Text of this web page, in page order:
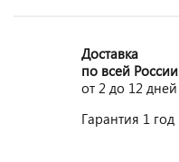
Доставка
по всей России
от 2 до 12 дней
Гарантия 1 год